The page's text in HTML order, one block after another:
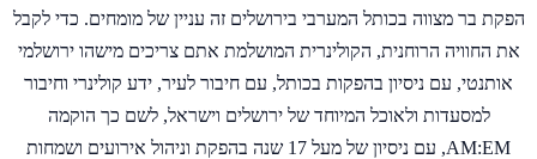
הפקת בר מצווה בכותל המערבי בירושלים זה עניין של מומחים. כדי לקבל
את החוויה הרוחנית, הקולינרית המושלמת אתם צריכים מישהו ירושלמי
אותנטי, עם ניסיון בהפקות בכותל, עם חיבור לעיר, ידע קולינרי וחיבור
למסעדות ולאוכל המיוחד של ירושלים וישראל, לשם כך הוקמה
AM:EM, עם ניסיון של מעל 17 שנה בהפקת וניהול אירועים ושמחות